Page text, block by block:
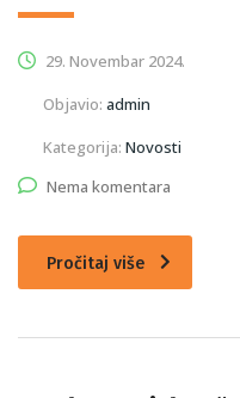
29. Novembar 2024.
Objavio: admin
Kategorija: Novosti
Nema komentara
Pročitaj više